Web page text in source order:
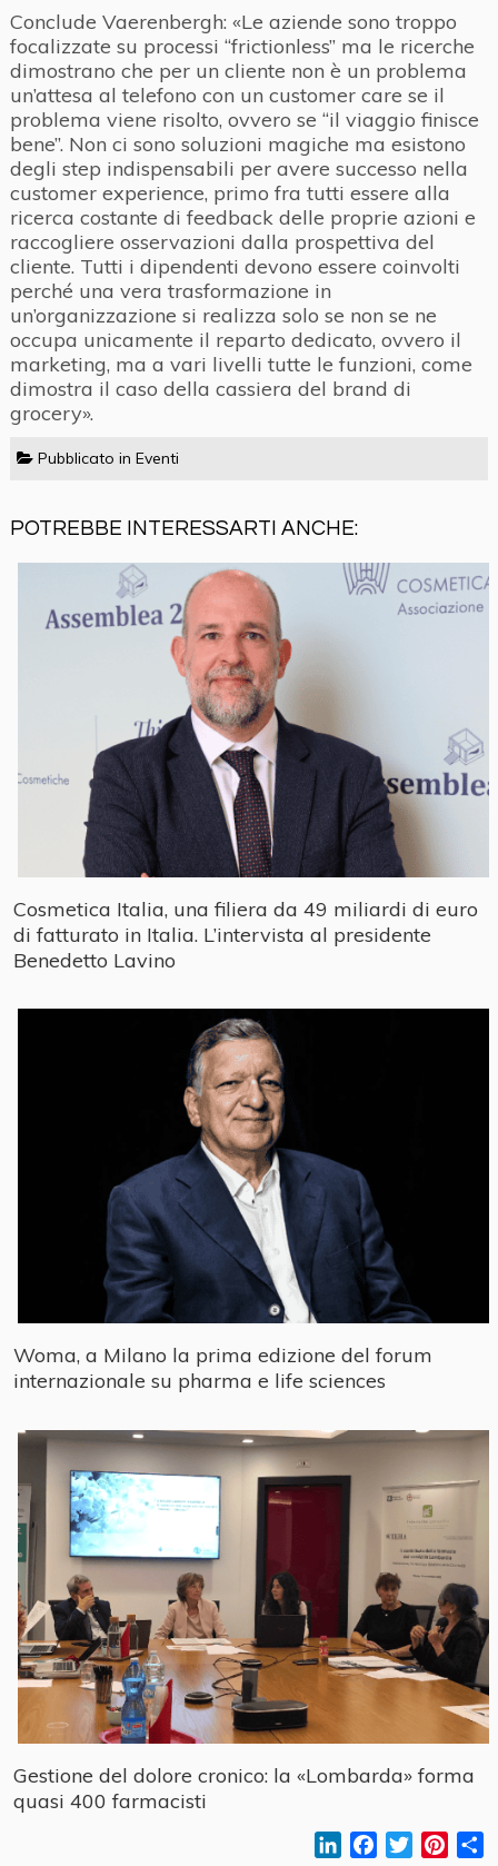
Conclude Vaerenbergh: «Le aziende sono troppo
focalizzate su processi “frictionless” ma le ricerche
dimostrano che per un cliente non è un problema
un’attesa al telefono con un customer care se il
problema viene risolto, ovvero se “il viaggio finisce
bene”. Non ci sono soluzioni magiche ma esistono
degli step indispensabili per avere successo nella
customer experience, primo fra tutti essere alla
ricerca costante di feedback delle proprie azioni e
raccogliere osservazioni dalla prospettiva del
cliente. Tutti i dipendenti devono essere coinvolti
perché una vera trasformazione in
un’organizzazione si realizza solo se non se ne
occupa unicamente il reparto dedicato, ovvero il
marketing, ma a vari livelli tutte le funzioni, come
dimostra il caso della cassiera del brand di
grocery».
Pubblicato in Eventi
POTREBBE INTERESSARTI ANCHE:
Cosmetica Italia, una filiera da 49 miliardi di euro
di fatturato in Italia. L’intervista al presidente
Benedetto Lavino
Woma, a Milano la prima edizione del forum
internazionale su pharma e life sciences
Gestione del dolore cronico: la «Lombarda» forma
quasi 400 farmacisti
LinkedInFacebookTwitter